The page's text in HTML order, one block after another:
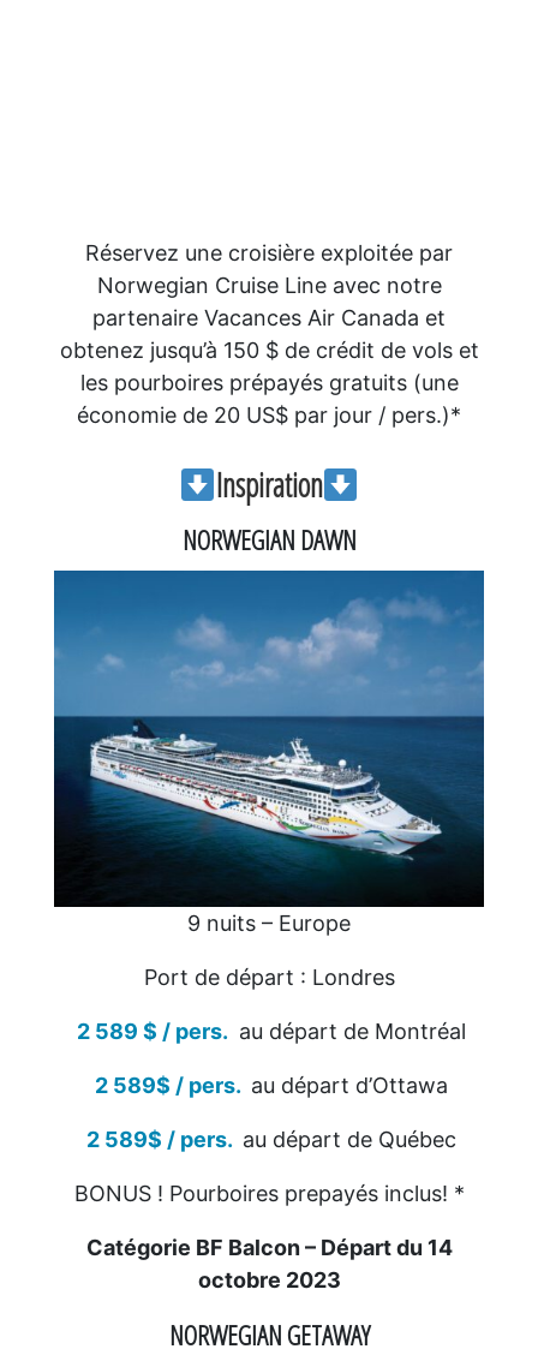
Réservez une croisière exploitée par
Norwegian Cruise Line avec notre
partenaire Vacances Air Canada et
obtenez jusqu’à 150 $ de crédit de vols et
les pourboires prépayés gratuits (une
économie de 20 US$ par jour / pers.)*
Inspiration
NORWEGIAN DAWN
9 nuits – Europe
Port de départ : Londres
2 589 $ / pers. au départ de Montréal
2 589$ / pers. au départ d’Ottawa
2 589$ / pers. au départ de Québec
BONUS ! Pourboires prepayés inclus! *
Catégorie BF Balcon – Départ du 14
octobre 2023
NORWEGIAN GETAWAY